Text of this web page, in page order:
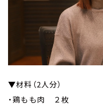
▼材料（2人分）
・鶏もも肉 ２枚